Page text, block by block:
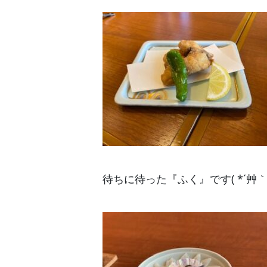
待ちに待った『ふく』です( *´艸